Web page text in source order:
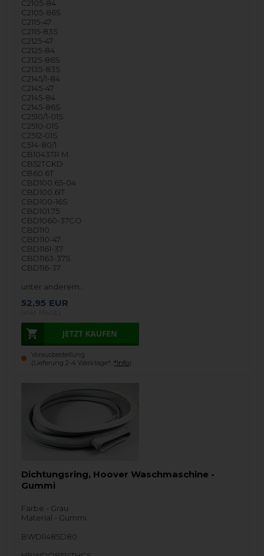
C2105-84
C2105-86S
C2115-47
C2115-83S
C2125-47
C2125-84
C2125-86S
C2135-83S
C2145/1-84
C2145-47
C2145-84
C2145-86S
C2510/1-01S
C2510-01S
C2512-01S
C514-80/1
CB1043TR M
CB52TCKD
CB60.6T
CBD100.65-04
CBD100.6IT
CBD100-16S
CBD101.75
CBD1060-37CO
CBD110
CBD110-47
CBD1161-37
CBD1163-37S
CBD116-37
unter anderem…
52,95 EUR
Vorausbestellung
(Lieferung 2-4 Werktage*. *Info)
Dichtungsring, Hoover Waschmaschine -
Gummi
Farbe - Grau
Material - Gummi
BWDI1485D80